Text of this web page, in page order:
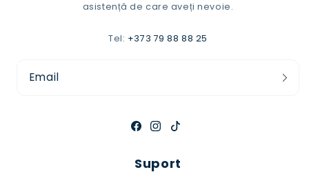
asistență de care aveți nevoie.
Tel: +373 79 88 88 25
Email
Facebook
Instagram
TikTok
Suport